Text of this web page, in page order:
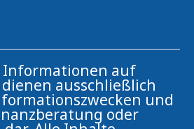
Informationen auf
ausschließlich
und
oder